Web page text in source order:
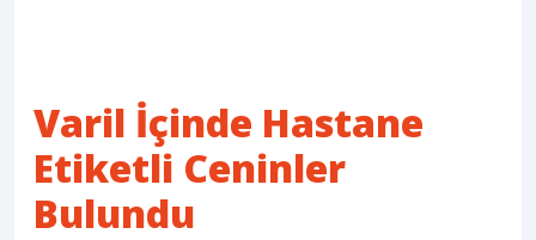
Varil İçinde Hastane
Etiketli Ceninler
Bulundu